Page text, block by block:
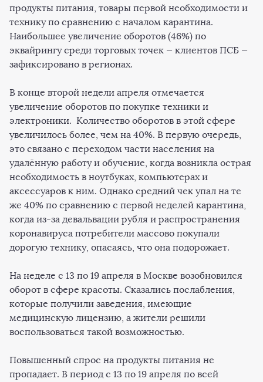
продукты питания, товары первой необходимости и
технику по сравнению с началом карантина.
Наибольшее увеличение оборотов (46%) по
эквайрингу среди торговых точек — клиентов ПСБ —
зафиксировано в регионах.
В конце второй недели апреля отмечается
увеличение оборотов по покупке техники и
электроники. Количество оборотов в этой сфере
увеличилось более, чем на 40%. В первую очередь,
это связано с переходом части населения на
удалённую работу и обучение, когда возникла острая
необходимость в ноутбуках, компьютерах и
аксессуаров к ним. Однако средний чек упал на те
же 40% по сравнению с первой неделей карантина,
когда из-за девальвации рубля и распространения
коронавируса потребители массово покупали
дорогую технику, опасаясь, что она подорожает.
На неделе с 13 по 19 апреля в Москве возобновился
оборот в сфере красоты. Сказались послабления,
которые получили заведения, имеющие
медицинскую лицензию, а жители решили
воспользоваться такой возможностью.
Повышенный спрос на продукты питания не
пропадает. В период с 13 по 19 апреля по всей